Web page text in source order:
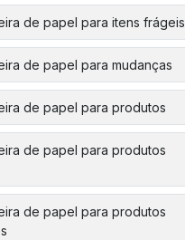
de papel para itens frágeis
de papel para mudanças
de papel para produtos
de papel para produtos
de papel para produtos